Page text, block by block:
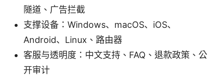
隧道、广告拦截
支撑设备：Windows、macOS、iOS、
Android、Linux、路由器
客服与透明度：中文支持、FAQ、退款政策、公
开审计